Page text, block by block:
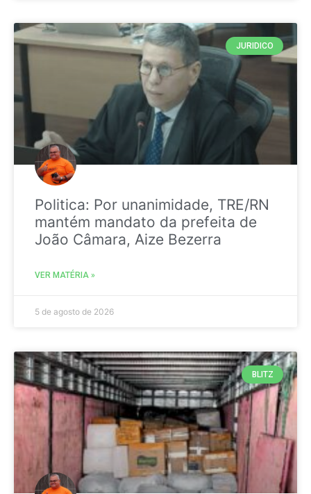
JURIDICO
Politica: Por unanimidade, TRE/RN
mantém mandato da prefeita de
João Câmara, Aize Bezerra
VER MATÉRIA »
5 de agosto de 2026
BLITZ